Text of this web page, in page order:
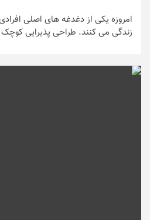
امروزه یکی از دغدغه های اصلی
زندگی می کنند. طراحی پذیرایی